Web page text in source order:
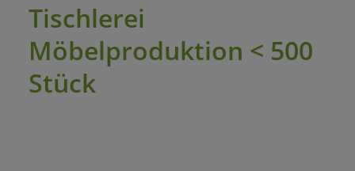
Tischlerei
Möbelproduktion < 500
Stück